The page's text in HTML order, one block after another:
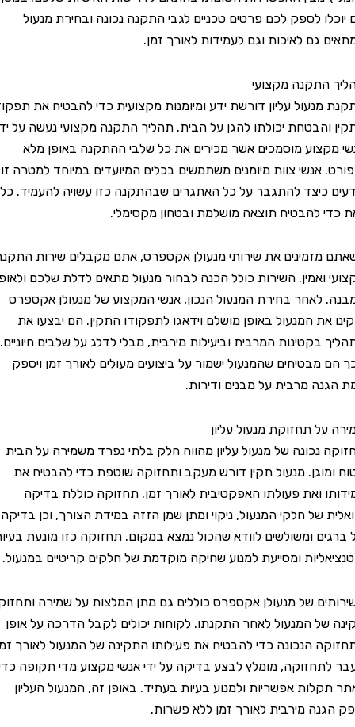
לספק לכם פרטים טכניים לגבי התקנה נכונה ובחירת מנעול
לאיכות וגם לעמידות לאורך זמן.
מקצועי
עליון דורשת ידע ומיומנות מקצועית כדי להבטיח את תפקודו
יכולתו להגן על הבית. תהליך התקנה מקצועי נעשה על ידי
מוסמכים אשר מכירים את כל שלבי ההתקנה באופן מלא
אנשי צוות מיומנים משתמשים בכלים המיועדים במיוחד למטרה זו
כיצד להתגבר על כל האתגרים שבהתקנה כזו עשויה להעמיד. כל
להבטיח תוצאה מושלמת ובטחון מקסימלי.
את שירותי מנעולן אקספרס, אתם מקבלים שירות התקנה
השירות כולל הכנה לבחור מנעול מתאים לדלת שלכם ולאופי
בחירת המנעול הנכון, אנשי המקצוע של מנעולן אקספרס
המנעול באופן מושלם וידאגו לתפקודו התקין. הם יבצעו את
המרבית וביעילות מירבית, מבלי לדלג על שלבים חיוניים.
שהמנעול ישמור על ביצועים מעולים לאורך זמן ויספק
מרבית על מבנים ודירות.
תחזוקת מנעול עליון
של מנעול עליון מהווה חלק בלתי נפרד משמירה על הבית
מנעול תקין דורש מעקב ותחזוקה שוטפת כדי להבטיח את
ואת פעולתו האפקטיבית לאורך זמן. תחזוקה כוללת בדיקה
של חלקי המנעול, ניקוי ומתן שמן הזזה במידת הצורך, וכן בדיקה
ומשולשים לוודא שהכול נמצא במקום. תחזוקה כזו מונעת בעיות
ומסייעת למנוע שחיקה מוקדמת של חלקים קריטיים במנעול.
של מנעולן אקספרס כוללים גם מתן המלצות על שמירה ותחזוקה
המנעול לאחר התקנתו. לקוחות יכולים לקבל הדרכה על אופן
הנכונה כדי להבטיח את פעילותו התקינה של המנעול לאורך זמן.
מומלץ לבצע בדיקה על ידי אנשי מקצוע מדי תקופה כדי
אפשריות ולמנוע בעיות בעתיד. באופן זה, המנעול העליון
מירבית לאורך זמן ללא פשרות.